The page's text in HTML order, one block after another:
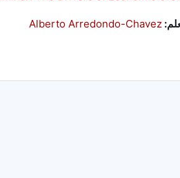
Alberto Arredondo-Chavez